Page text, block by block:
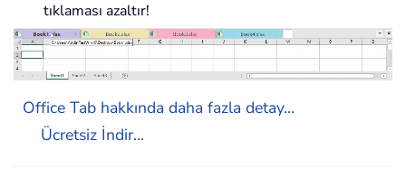
tıklaması azaltır!
Office Tab hakkında daha fazla detay...
Ücretsiz İndir...